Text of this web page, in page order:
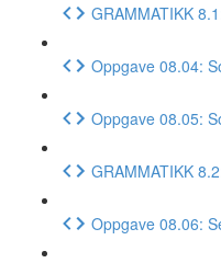
GRAMMATIKK
Oppgave 08.04:
Oppgave 08.05:
GRAMMATIKK
Oppgave 08.06: